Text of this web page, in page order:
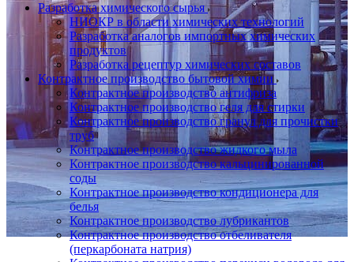
Разработка химического сырья
НИОКР в области химических технологий
Разработка аналогов импортных химических
продуктов
Разработка рецептур химических составов
Контрактное производство бытовой химии
Контрактное производство антифриза
Контрактное производство геля для стирки
Контрактное производство гранул для прочистки
труб
Контрактное производство жидкого мыла
Контрактное производство кальцинированной
соды
Контрактное производство кондиционера для
белья
Контрактное производство лубрикантов
Контрактное производство отбеливателя
(перкарбоната натрия)